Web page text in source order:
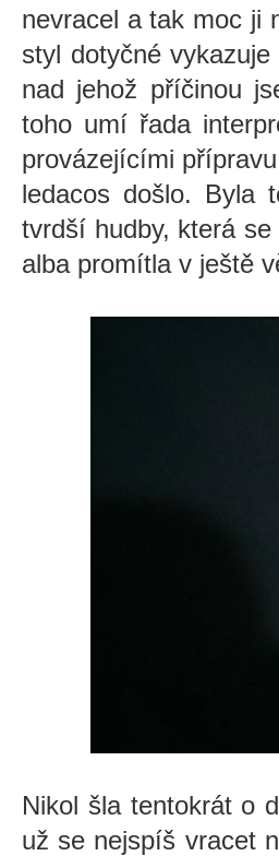
nevracel a tak moc ji
styl dotyčné
nad jehož příčinou
toho umí řada
provázejícími
ledacos došlo. Byla
tvrdší hudby, která
alba promítla v ještě
Nikol šla tentokrát o
už se nejspíš vracet